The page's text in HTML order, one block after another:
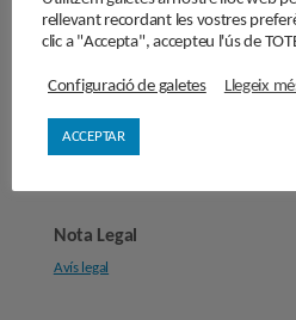
Carrer Provença, 298
08008 Barcelona
secretaria@cercledecultura.org
Nota Legal
Avís legal
rellevant recordant les vostres
clic a "Accepta", accepteu l'ús de
Configuració de galetes Llegeix
ACCEPTAR